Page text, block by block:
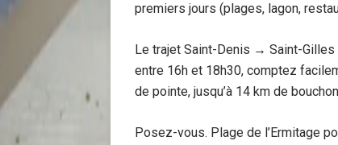
premiers jours (plages, lagon,
Le trajet Saint-Denis → Saint-
entre 16h et 18h30, comptez
de pointe, jusqu’à 14 km de
Posez-vous. Plage de l’Ermitage